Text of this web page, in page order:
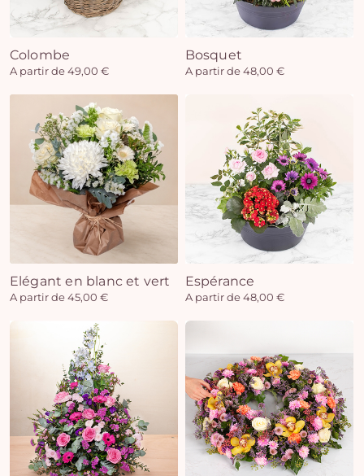
Colombe
A partir de 49,00 €
Bosquet
A partir de 48,00 €
Elégant en blanc et vert
A partir de 45,00 €
Espérance
A partir de 48,00 €